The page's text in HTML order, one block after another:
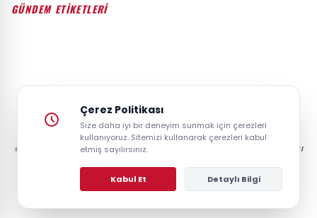
GÜNDEM ETİKETLERİ
© 2026 GAZETESAYFA | TÜRKIYE VE DÜNYANIN GÜNCEL HABER POSTASI
Çerez Politikası
Size daha iyi bir deneyim sunmak için çerezleri
kullanıyoruz. Sitemizi kullanarak çerezleri kabul
etmiş sayılırsınız.
Kabul Et Detaylı Bilgi